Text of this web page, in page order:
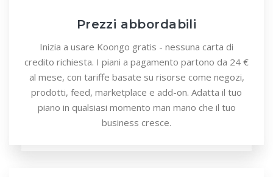
Prezzi abbordabili
Inizia a usare Koongo gratis - nessuna carta di
credito richiesta. I piani a pagamento partono da 24 €
al mese, con tariffe basate su risorse come negozi,
prodotti, feed, marketplace e add-on. Adatta il tuo
piano in qualsiasi momento man mano che il tuo
business cresce.